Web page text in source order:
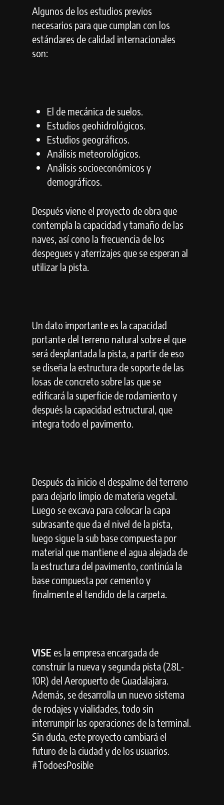
Algunos de los estudios previos
necesarios para que cumplan con los
estándares de calidad internacionales
son:
El de mecánica de suelos.
Estudios geohidrológicos.
Estudios geográficos.
Análisis meteorológicos.
Análisis socioeconómicos y
demográficos.
Después viene el proyecto de obra que
contempla la capacidad y tamaño de las
naves, así cono la frecuencia de los
despegues y aterrizajes que se esperan al
utilizar la pista.
Un dato importante es la capacidad
portante del terreno natural sobre el que
será desplantada la pista, a partir de eso
se diseña la estructura de soporte de las
losas de concreto sobre las que se
edificará la superficie de rodamiento y
después la capacidad estructural, que
integra todo el pavimento.
Después da inicio el despalme del terreno
para dejarlo limpio de materia vegetal.
Luego se excava para colocar la capa
subrasante que da el nivel de la pista,
luego sigue la sub base compuesta por
material que mantiene el agua alejada de
la estructura del pavimento, continúa la
base compuesta por cemento y
finalmente el tendido de la carpeta.
VISE es la empresa encargada de
construir la nueva y segunda pista (28L-
10R) del Aeropuerto de Guadalajara.
Además, se desarrolla un nuevo sistema
de rodajes y vialidades, todo sin
interrumpir las operaciones de la terminal.
Sin duda, este proyecto cambiará el
futuro de la ciudad y de los usuarios.
#TodoesPosible